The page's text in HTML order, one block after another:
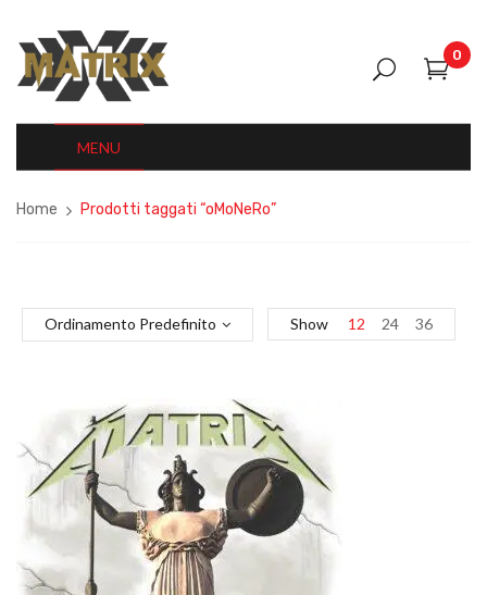
0
MENU
Home Prodotti taggati “oMoNeRo”
Ordinamento Predefinito Show 12 24 36